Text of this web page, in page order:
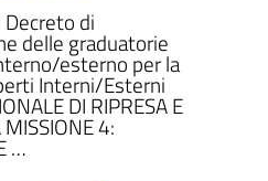
di
delle graduatorie
esterno per la
Interni/Esterni
DI RIPRESA E
4:
…